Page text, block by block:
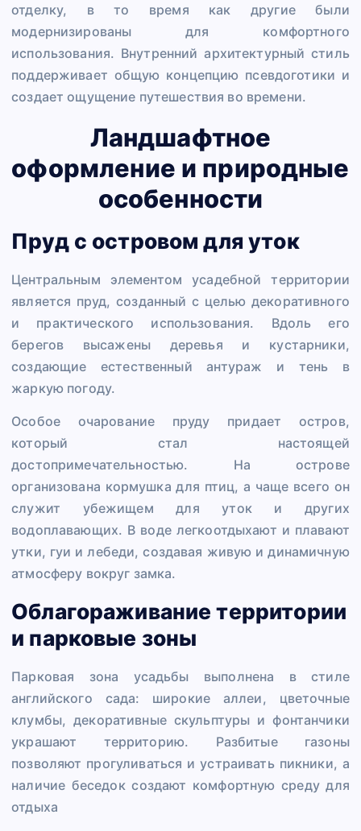
отделку, в то время как другие были
модернизированы для комфортного
использования. Внутренний архитектурный стиль
поддерживает общую концепцию псевдоготики и
создает ощущение путешествия во времени.
Ландшафтное
оформление и природные
особенности
Пруд с островом для уток
Центральным элементом усадебной территории
является пруд, созданный с целью декоративного
и практического использования. Вдоль его
берегов высажены деревья и кустарники,
создающие естественный антураж и тень в
жаркую погоду.
Особое очарование пруду придает остров,
который стал настоящей
достопримечательностью. На острове
организована кормушка для птиц, а чаще всего он
служит убежищем для уток и других
водоплавающих. В воде легкоотдыхают и плавают
утки, гуи и лебеди, создавая живую и динамичную
атмосферу вокруг замка.
Облагораживание территории
и парковые зоны
Парковая зона усадьбы выполнена в стиле
английского сада: широкие аллеи, цветочные
клумбы, декоративные скульптуры и фонтанчики
украшают территорию. Разбитые газоны
позволяют прогуливаться и устраивать пикники, а
наличие беседок создают комфортную среду для
отдыха